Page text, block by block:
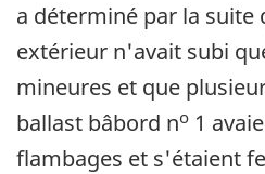
a déterminé par la suite
extérieur n'avait subi
mineures et que
ballast bâbord no 1
flambages et s'étaient